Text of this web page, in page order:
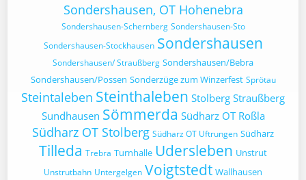
Sondershausen, OT Hohenebra
Sondershausen-Schernberg Sondershausen-Sto
Sondershausen-Stockhausen Sondershausen
Sondershausen/ Straußberg Sondershausen/Bebra
Sondershausen/Possen Sonderzüge zum Winzerfest Sprötau
Steintaleben Steinthaleben Stolberg Straußberg
Sundhausen Sömmerda Südharz OT Roßla
Südharz OT Stolberg Südharz OT Uftrungen Südharz
Tilleda Trebra Turnhalle Udersleben Unstrut
Unstrutbahn Untergelgen Voigtstedt Wallhausen